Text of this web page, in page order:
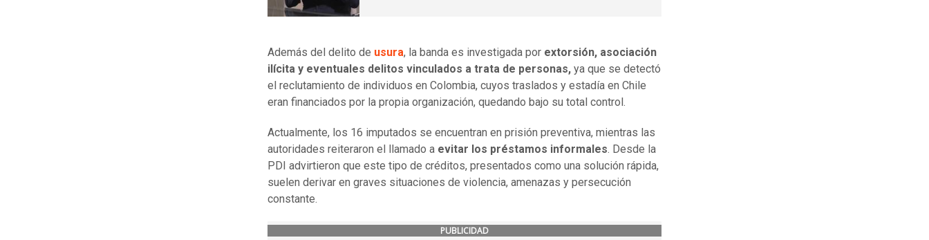
Además del delito de usura, la banda es investigada por extorsión, asociación
ilícita y eventuales delitos vinculados a trata de personas, ya que se detectó
el reclutamiento de individuos en Colombia, cuyos traslados y estadía en Chile
eran financiados por la propia organización, quedando bajo su total control.
Actualmente, los 16 imputados se encuentran en prisión preventiva, mientras las
autoridades reiteraron el llamado a evitar los préstamos informales. Desde la
PDI advirtieron que este tipo de créditos, presentados como una solución rápida,
suelen derivar en graves situaciones de violencia, amenazas y persecución
constante.
PUBLICIDAD